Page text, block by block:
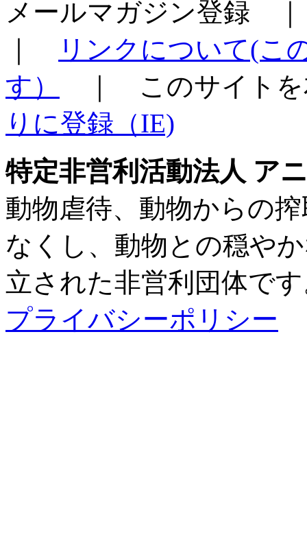
メールマガジン登録
リンクについて(こ
す）
｜ このサイトを
りに登録（IE)
特定非営利活動法人 ア
動物虐待、動物からの
なくし、動物との穏や
立された非営利団体で
プライバシーポリシー